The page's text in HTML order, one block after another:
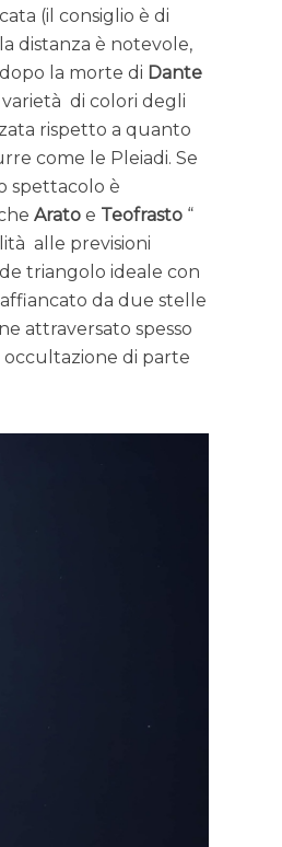
(il consiglio è di
distanza è notevole,
la morte di Dante
di colori degli
rispetto a quanto
come le Pleiadi. Se
spettacolo è
Arato e Teofrasto “
alle previsioni
triangolo ideale con
da due stelle
attraversato spesso
occultazione di parte